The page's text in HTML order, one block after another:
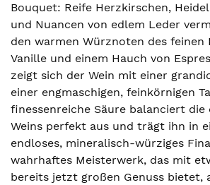
Bouquet: Reife Herzkirschen,
und Nuancen von edlem Leder
den warmen Würznoten des feinen
Vanille und einem Hauch von
zeigt sich der Wein mit einer
einer engmaschigen, feinkörnigen
finessenreiche Säure balanciert
Weins perfekt aus und trägt ihn in
endloses, mineralisch-würziges
wahrhaftes Meisterwerk, das mit
bereits jetzt großen Genuss bietet,